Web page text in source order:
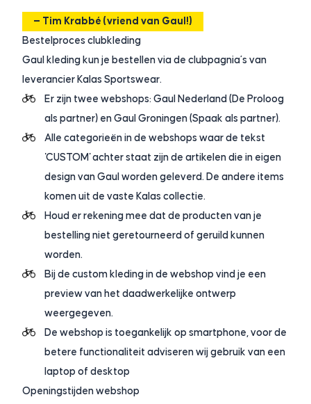
— Tim Krabbé (vriend van Gaul!)
Bestelproces clubkleding
Gaul kleding kun je bestellen via de clubpagnia’s van
leverancier Kalas Sportswear.
Er zijn twee webshops: Gaul Nederland (De Proloog
als partner) en Gaul Groningen (Spaak als partner).
Alle categorieën in de webshops waar de tekst
'CUSTOM' achter staat zijn de artikelen die in eigen
design van Gaul worden geleverd. De andere items
komen uit de vaste Kalas collectie.
Houd er rekening mee dat de producten van je
bestelling niet geretourneerd of geruild kunnen
worden.
Bij de custom kleding in de webshop vind je een
preview van het daadwerkelijke ontwerp
weergegeven.
De webshop is toegankelijk op smartphone, voor de
betere functionaliteit adviseren wij gebruik van een
laptop of desktop
Openingstijden webshop